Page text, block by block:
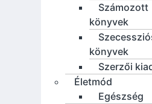
Számozott
könyvek
könyvek
Szerzői
Életmód
Egészség